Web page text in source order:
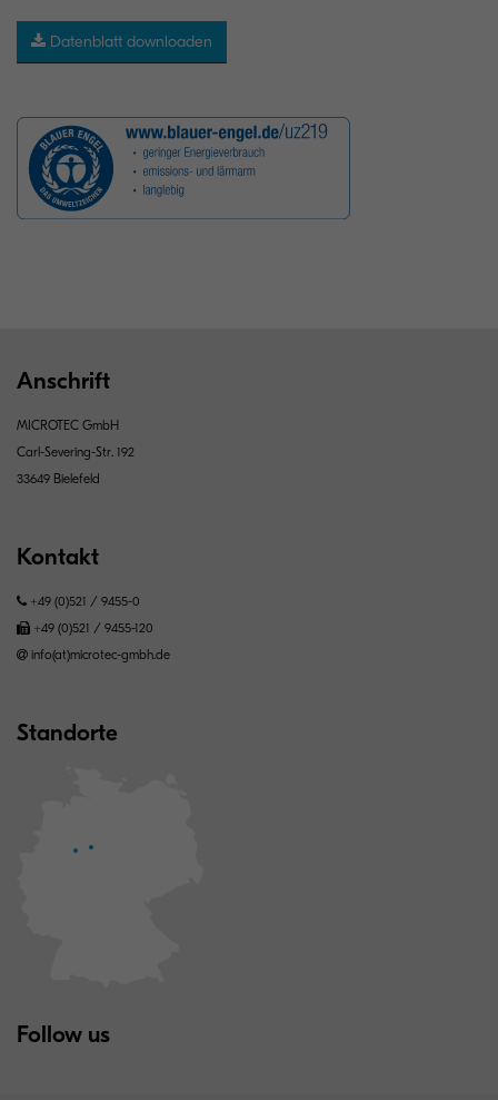
Datenblatt downloaden
Anschrift
MICROTEC GmbH
Carl-Severing-Str. 192
33649 Bielefeld
Kontakt
+49 (0)521 / 9455-0
+49 (0)521 / 9455-120
info(at)microtec-gmbh.de
Standorte
Follow us